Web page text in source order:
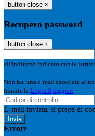
button close ×
Recupero password
button close ×
all'indirizzo indicato con le
Non hai una e-mail associata al
tramite la Login Spaggiari
E-mail inviata, si prega di
Errore